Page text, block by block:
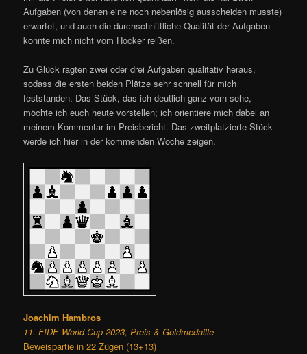
Aufgaben (von denen eine noch nebenlösig ausscheiden musste)
erwartet, und auch die durchschnittliche Qualität der Aufgaben
konnte mich nicht vom Hocker reißen.
Zu Glück ragten zwei oder drei Aufgaben qualitativ heraus,
sodass die ersten beiden Plätze sehr schnell für mich
feststanden. Das Stück, das ich deutlich ganz vorn sehe,
möchte ich euch heute vorstellen; ich orientiere mich dabei an
meinem Kommentar im Preisbericht. Das zweitplatzierte Stück
werde ich hier in der kommenden Woche zeigen.
Joachim Hambros
11. FIDE World Cup 2023, Preis & Goldmedaille
Beweispartie in 22 Zügen (13+13)